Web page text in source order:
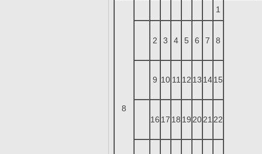
8
1
2 3 4 5 6 7 8
9 10 11 12 13 1415
16 17 18 19 2021 22